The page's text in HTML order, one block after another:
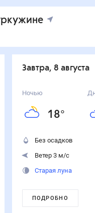
3м/с
Завтра, 8 августа
Ночью
18°
Без осадков
Ветер 3 м/с
Старая луна
ПОДРОБНО